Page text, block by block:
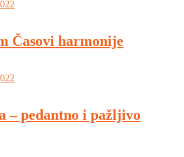
Časovi harmonije
– pedantno i pažljivo